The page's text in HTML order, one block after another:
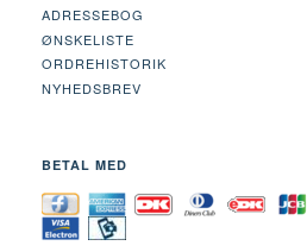
ADRESSEBOG
ØNSKELISTE
ORDREHISTORIK
NYHEDSBREV
BETAL MED